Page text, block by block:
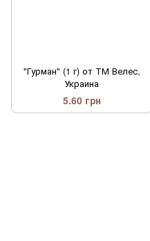
"Гурман" (1 г) от ТМ Велес,
Украина
5.60 грн